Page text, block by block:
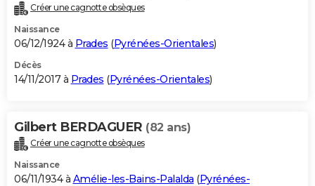
Créer une cagnotte obsèques
Naissance
06/12/1924 à Prades (Pyrénées-Orientales)
Décès
14/11/2017 à Prades (Pyrénées-Orientales)
Gilbert BERDAGUER (82 ans)
Créer une cagnotte obsèques
Naissance
06/11/1934 à Amélie-les-Bains-Palalda (Pyrénées-